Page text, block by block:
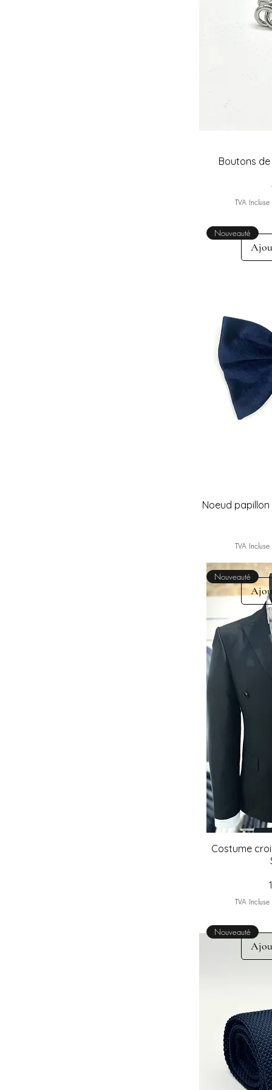
Boutons
TVA Incluse
Nouveauté
Noeud
TVA Incluse
Nouveauté
Costume
TVA Incluse
Nouveauté